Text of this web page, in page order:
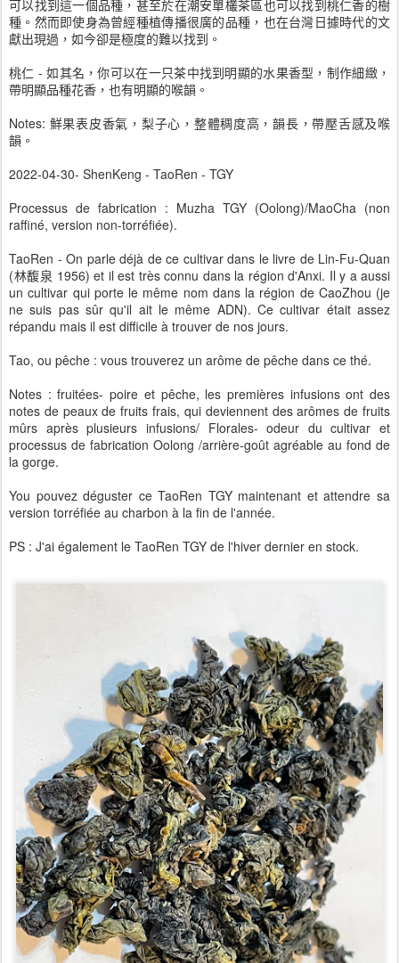
可以找到這一個品種，甚至於在潮安單欉茶區也可以找到桃仁香的樹
種。然而即使身為曾經種植傳播很廣的品種，也在台灣日據時代的文
獻出現過，如今卻是極度的難以找到。
桃仁 - 如其名，你可以在一只茶中找到明顯的水果香型，制作細緻，
帶明顯品種花香，也有明顯的喉韻。
Notes: 鮮果表皮香氣，梨子心，整體稠度高，韻長，帶壓舌感及喉
韻。
2022-04-30- ShenKeng - TaoRen - TGY
Processus de fabrication : Muzha TGY (Oolong)/MaoCha (non
raffiné, version non-torréfiée).
TaoRen - On parle déjà de ce cultivar dans le livre de Lin-Fu-Quan
(林馥泉 1956) et il est très connu dans la région d'Anxi. Il y a aussi
un cultivar qui porte le même nom dans la région de CaoZhou (je
ne suis pas sûr qu'il ait le même ADN). Ce cultivar était assez
répandu mais il est difficile à trouver de nos jours.
Tao, ou pêche : vous trouverez un arôme de pêche dans ce thé.
Notes : fruitées- poire et pêche, les premières infusions ont des
notes de peaux de fruits frais, qui deviennent des arômes de fruits
mûrs après plusieurs infusions/ Florales- odeur du cultivar et
processus de fabrication Oolong /arrière-goût agréable au fond de
la gorge.
You pouvez déguster ce TaoRen TGY maintenant et attendre sa
version torréfiée au charbon à la fin de l'année.
PS : J'ai également le TaoRen TGY de l'hiver dernier en stock.